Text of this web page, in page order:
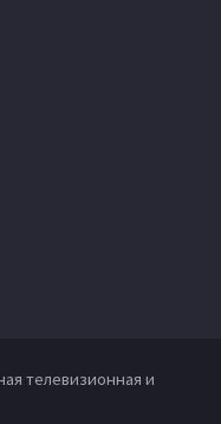
телевизионная и